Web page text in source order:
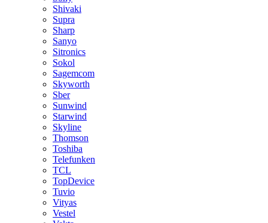
Shivaki
Supra
Sharp
Sanyo
Sitronics
Sokol
Sagemcom
Skyworth
Sber
Sunwind
Starwind
Skyline
Thomson
Toshiba
Telefunken
TCL
TopDevice
Tuvio
Vityas
Vestel